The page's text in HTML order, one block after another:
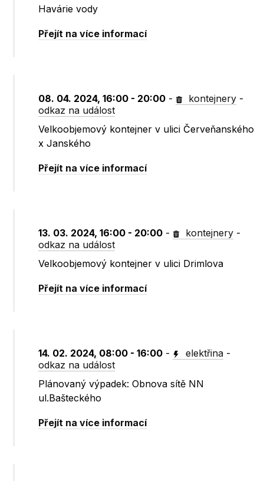
Havárie vody
Přejít na více informací
08. 04. 2024, 16:00 - 20:00 - kontejnery -
odkaz na událost
Velkoobjemový kontejner v ulici Červeňanského
x Janského
Přejít na více informací
13. 03. 2024, 16:00 - 20:00 - kontejnery -
odkaz na událost
Velkoobjemový kontejner v ulici Drimlova
Přejít na více informací
14. 02. 2024, 08:00 - 16:00 - elektřina -
odkaz na událost
Plánovaný výpadek: Obnova sítě NN
ul.Bašteckého
Přejít na více informací